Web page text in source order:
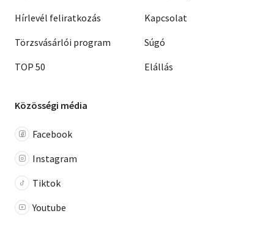
Hírlevél feliratkozás
Törzsvásárlói program
TOP 50
Kapcsolat
Súgó
Elállás
Közösségi média
Facebook
Instagram
Tiktok
Youtube